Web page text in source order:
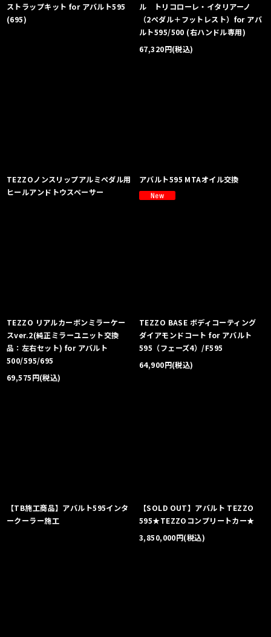
ストラップキット for アバルト595
(695)
ル トリコローレ・イタリアーノ
（2ペダル＋フットレスト）for アバ
ルト595/500 (右ハンドル専用)
67,320円(税込)
TEZZOノンスリップアルミペダル用
ヒールアンドトウスペーサー
アバルト595 MTAオイル交換
TEZZO リアルカーボンミラーケー
スver.2(純正ミラーユニット交換
品：左右セット) for アバルト
500/595/695
69,575円(税込)
TEZZO BASE ボディコーティング
ダイアモンドコート for アバルト
595（フェーズ4）/F595
64,900円(税込)
【TB施工商品】アバルト595インタ
ークーラー施工
【SOLD OUT】アバルト TEZZO
595★TEZZOコンプリートカー★
3,850,000円(税込)